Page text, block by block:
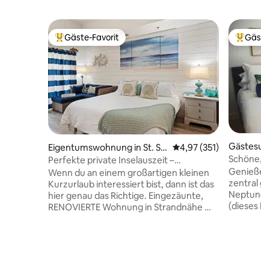
Beliebter Gäste-Favorit.
Gäste-Favorit
Eigentumswohnung in St. Si
mons Island
Durchschnittliche
4,97 (351)
Perfekte private Inselauszeit –
Walk2Beach – Dorf
Wenn du an einem großartigen kleinen
Kurzurlaub interessiert bist, dann ist das
hier genau das Richtige. Eingezäunte,
RENOVIERTE Wohnung in Strandnähe mit
nd
zentral